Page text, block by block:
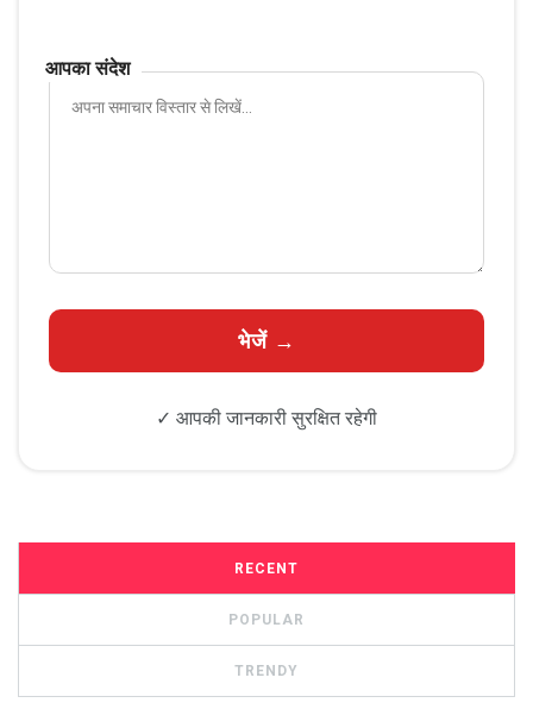
आपका संदेश
✓ आपकी जानकारी सुरक्षित रहेगी
RECENT
POPULAR
TRENDY